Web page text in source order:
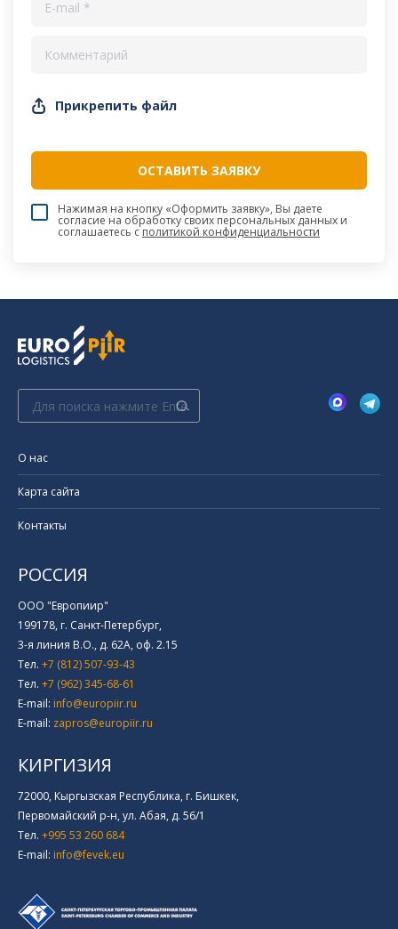
Прикрепить файл
Нажимая на кнопку «Оформить заявку», Вы даете
согласие на обработку своих персональных данных и
соглашаетесь cполитикой конфиденциальности
Поиск:
РОССИЯ
ООО "Европиир"
199178, г. Санкт-Петербург,
3-я линия В.О., д. 62А, оф. 2.15
Тел. +7 (812) 507-93-43
Тел. +7 (962) 345-68-61
E-mail: info@europiir.ru
E-mail: zapros@europiir.ru
КИРГИЗИЯ
72000, Кыргызская Республика, г. Бишкек,
Первомайский р-н, ул. Абая, д. 56/1
Тел. +995 53 260 684
E-mail: info@fevek.eu
О нас
Карта сайта
Контакты